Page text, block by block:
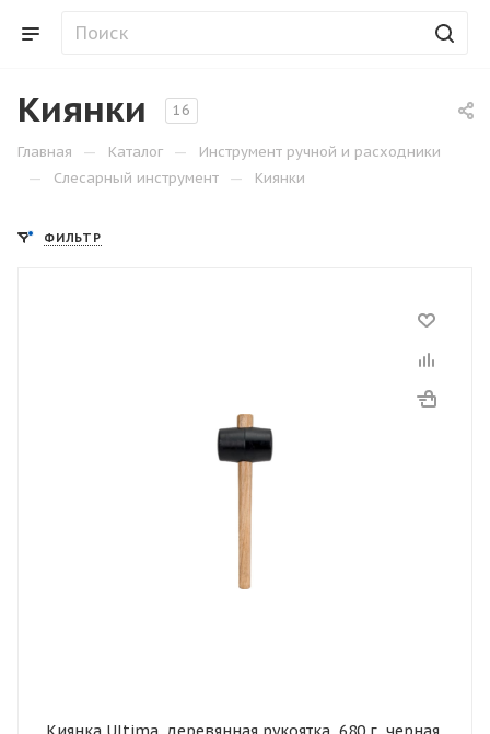
Киянки 16
Главная — Каталог — Инструмент ручной и расходники
— Слесарный инструмент — Киянки
ФИЛЬТР